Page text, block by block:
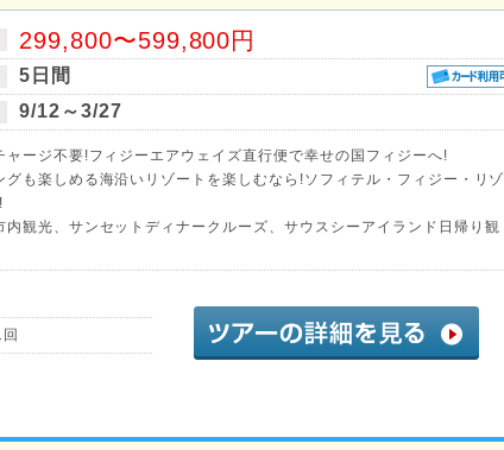
299,800〜599,800円
5日間
9/12～3/27
ャージ不要!フィジーエアウェイズ直行便で幸せの国フィジーへ!
グも楽しめる海沿いリゾートを楽しむなら!ソフィテル・フィジー・リゾ
内観光、サンセットディナークルーズ、サウスシーアイランド日帰り観